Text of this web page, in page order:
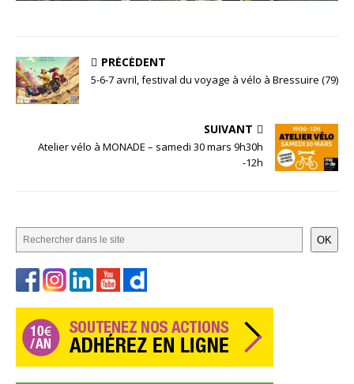
PRÉCÉDENT
5-6-7 avril, festival du voyage à vélo à Bressuire (79)
SUIVANT
Atelier vélo à MONADE – samedi 30 mars 9h30h
-12h
OK